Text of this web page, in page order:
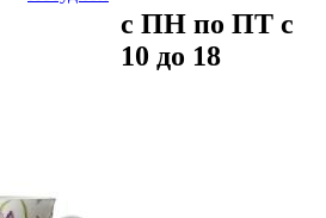
c ПH пo ПT c
10 до 18